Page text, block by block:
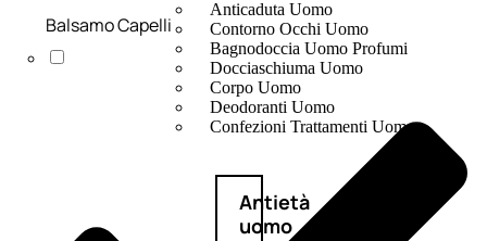
Anticaduta Uomo
Contorno Occhi Uomo
Bagnodoccia Uomo Profumi
Docciaschiuma Uomo
Corpo Uomo
Deodoranti Uomo
Confezioni Trattamenti Uomo
Antietà
uomo
Balsamo Capelli